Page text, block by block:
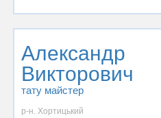
Александр
Викторович
тату майстер
р-н. Хортицький